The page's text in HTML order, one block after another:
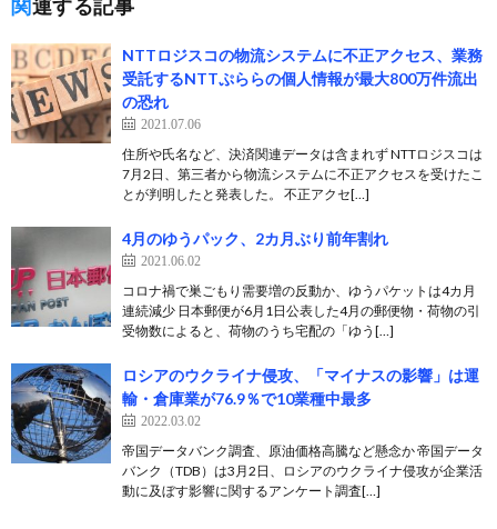
関連する記事
NTTロジスコの物流システムに不正アクセス、業務
受託するNTTぷららの個人情報が最大800万件流出
の恐れ
2021.07.06
住所や氏名など、決済関連データは含まれず NTTロジスコは
7月2日、第三者から物流システムに不正アクセスを受けたこ
とが判明したと発表した。 不正アクセ[…]
4月のゆうパック、2カ月ぶり前年割れ
2021.06.02
コロナ禍で巣ごもり需要増の反動か、ゆうパケットは4カ月
連続減少 日本郵便が6月1日公表した4月の郵便物・荷物の引
受物数によると、荷物のうち宅配の「ゆう[…]
ロシアのウクライナ侵攻、「マイナスの影響」は運
輸・倉庫業が76.9％で10業種中最多
2022.03.02
帝国データバンク調査、原油価格高騰など懸念か 帝国データ
バンク（TDB）は3月2日、ロシアのウクライナ侵攻が企業活
動に及ぼす影響に関するアンケート調査[…]